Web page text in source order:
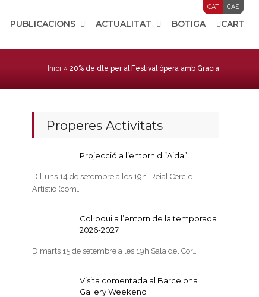
CAT CAS
PUBLICACIONS ACTUALITAT BOTIGA CART
Inici » 20% de dte per al Festival òpera amb Gràcia
Properes Activitats
Projecció a l’entorn d'”Aida”
Dilluns 14 de setembre a les 19h Reial Cercle
Artístic (com…
Col·loqui a l’entorn de la temporada
2026-2027
Dimarts 15 de setembre a les 19h Sala del Cor…
Visita comentada al Barcelona
Gallery Weekend